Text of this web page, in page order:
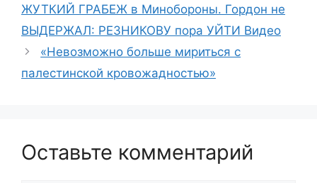
ЖУТКИЙ ГРАБЕЖ в Минобороны. Гордон не
ВЫДЕРЖАЛ: РЕЗНИКОВУ пора УЙТИ Видео
«Невозможно больше мириться с
палестинской кровожадностью»
Оставьте комментарий